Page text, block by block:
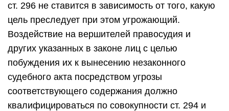
ст. 296 не ставится в зависимость от того, какую
цель преследует при этом угрожающий.
Воздействие на вершителей правосудия и
других указанных в законе лиц с целью
побуждения их к вынесению незаконного
судебного акта посредством угрозы
соответствующего содержания должно
квалифицироваться по совокупности ст. 294 и